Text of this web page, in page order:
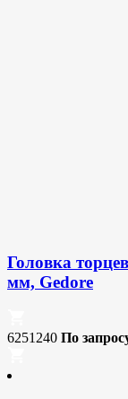
Головка
мм, Gedore
6251240 По